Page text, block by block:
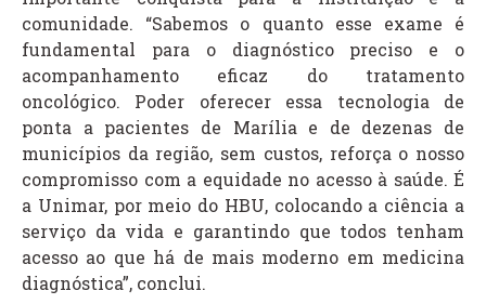
comunidade. “Sabemos o quanto esse exame é
fundamental para o diagnóstico preciso e o
acompanhamento eficaz do tratamento
oncológico. Poder oferecer essa tecnologia de
ponta a pacientes de Marília e de dezenas de
municípios da região, sem custos, reforça o nosso
compromisso com a equidade no acesso à saúde. É
a Unimar, por meio do HBU, colocando a ciência a
serviço da vida e garantindo que todos tenham
acesso ao que há de mais moderno em medicina
diagnóstica”, conclui.